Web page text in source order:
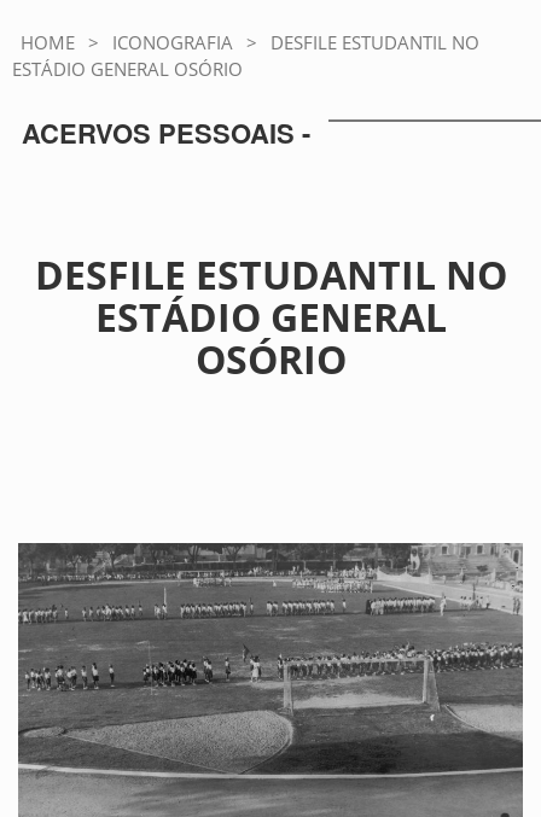
HOME > ICONOGRAFIA >
DESFILE ESTUDANTIL NO
ESTÁDIO GENERAL OSÓRIO
ACERVOS PESSOAIS -
DESFILE ESTUDANTIL NO
ESTÁDIO GENERAL
OSÓRIO